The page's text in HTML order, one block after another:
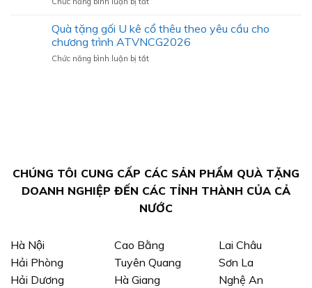
Quà
tay
số
lượng
logo
pha
lê
in
ảnh
học
Quà tặng gối U kê cổ thêu theo yêu cầu cho
chương trình ATVNCG2026
Chức năng bình luận bị tắtở
cầu
cho
chương
trình
CHÚNG TÔI CUNG CẤP CÁC SẢN PHẨM QUÀ TẶNG
DOANH NGHIỆP ĐẾN CÁC TỈNH THÀNH CỦA CẢ
NƯỚC
Hà Nội
Hải Phòng
Hải Dương
Cao Bằng
Tuyên Quang
Hà Giang
Lai Châu
Sơn La
Nghệ An